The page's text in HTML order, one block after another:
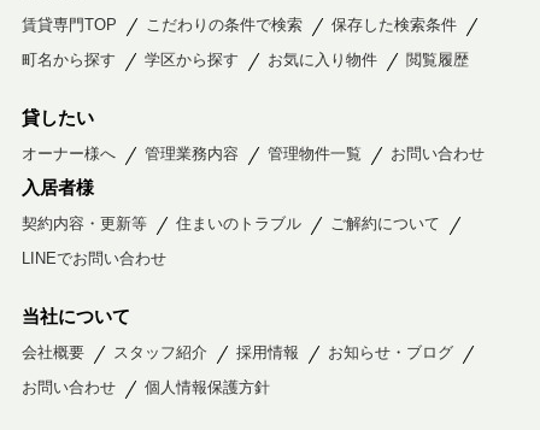
賃貸専門TOP こだわりの条件で検索
保存した検索条件
町名から探す
学区から探す お気に入り物件 閲覧履歴
貸したい
オーナー様へ 管理業務内容 管理物件一覧 お問い合わせ
入居者様
契約内容・更新等 住まいのトラブル
ご解約について
LINEでお問い合わせ
当社について
会社概要 スタッフ紹介 採用情報
お知らせ・ブログ
お問い合わせ
個人情報保護方針